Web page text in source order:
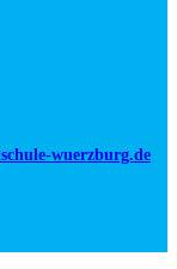
wuerzburg.de